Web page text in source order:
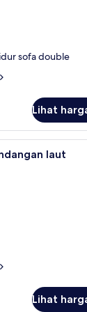
sofa double
Lihat
laut
Lihat